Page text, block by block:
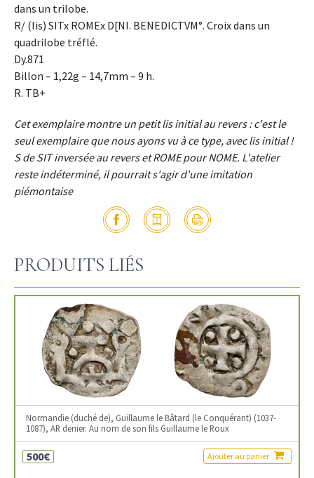
dans un trilobe.
R/ (lis) SITx ROMEx D[NI. BENEDICTVM°. Croix dans un
quadrilobe tréflé.
Dy.871
Billon – 1,22g – 14,7mm – 9 h.
R. TB+
Cet exemplaire montre un petit lis initial au revers : c'est le
seul exemplaire que nous ayons vu à ce type, avec lis initial !
S de SIT inversée au revers et ROME pour NOME. L'atelier
reste indéterminé, il pourrait s'agir d'une imitation
piémontaise
PRODUITS LIÉS
Normandie (duché de), Guillaume le Bâtard (le Conquérant) (1037-
1087), AR denier. Au nom de son fils Guillaume le Roux
500€ Ajouter au panier